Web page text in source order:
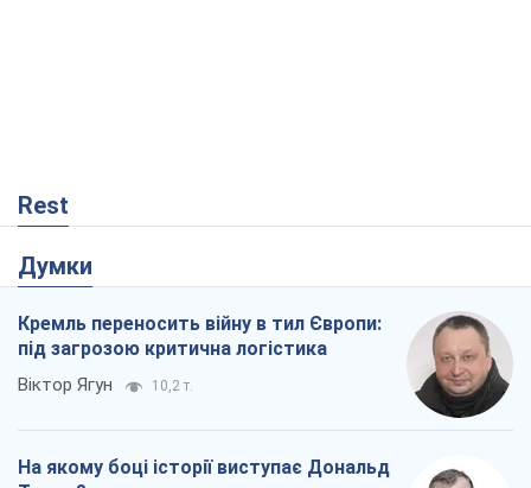
Rest
Думки
Кремль переносить війну в тил Європи:
під загрозою критична логістика
Віктор Ягун 10,2 т.
На якому боці історії виступає Дональд